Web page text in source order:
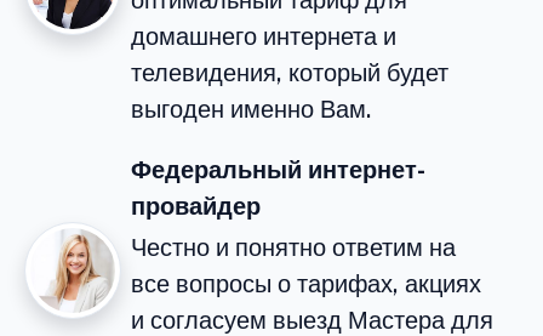
домашнего интернета и
телевидения, который будет
выгоден именно Вам.
Федеральный интернет-
провайдер
Честно и понятно ответим на
все вопросы о тарифах, акциях
и согласуем выезд Мастера для